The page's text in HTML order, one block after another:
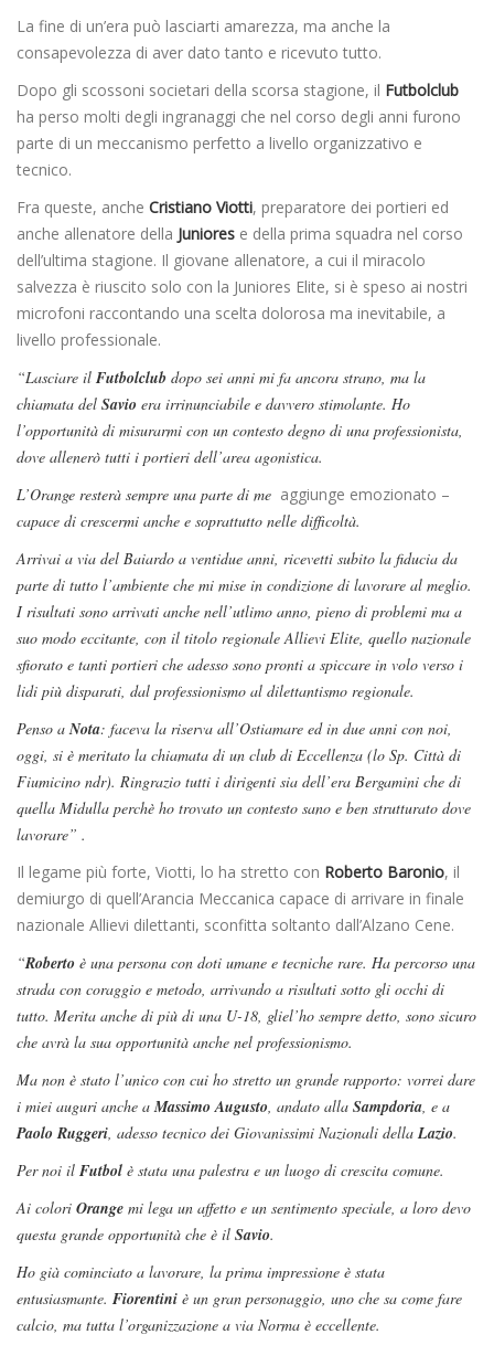
La fine di un’era può lasciarti amarezza, ma anche la
consapevolezza di aver dato tanto e ricevuto tutto.
Dopo gli scossoni societari della scorsa stagione, il Futbolclub
ha perso molti degli ingranaggi che nel corso degli anni furono
parte di un meccanismo perfetto a livello organizzativo e
tecnico.
Fra queste, anche Cristiano Viotti, preparatore dei portieri ed
anche allenatore della Juniores e della prima squadra nel corso
dell’ultima stagione. Il giovane allenatore, a cui il miracolo
salvezza è riuscito solo con la Juniores Elite, si è speso ai nostri
microfoni raccontando una scelta dolorosa ma inevitabile, a
livello professionale.
“Lasciare il Futbolclub dopo sei anni mi fa ancora strano, ma la
chiamata del Savio era irrinunciabile e davvero stimolante. Ho
l’opportunità di misurarmi con un contesto degno di una professionista,
dove allenerò tutti i portieri dell’area agonistica.
L’Orange resterà sempre una parte di me aggiunge emozionato –
capace di crescermi anche e soprattutto nelle difficoltà.
Arrivai a via del Baiardo a ventidue anni, ricevetti subito la fiducia da
parte di tutto l’ambiente che mi mise in condizione di lavorare al meglio.
I risultati sono arrivati anche nell’utlimo anno, pieno di problemi ma a
suo modo eccitante, con il titolo regionale Allievi Elite, quello nazionale
sfiorato e tanti portieri che adesso sono pronti a spiccare in volo verso i
lidi più disparati, dal professionismo al dilettantismo regionale.
Penso a Nota: faceva la riserva all’Ostiamare ed in due anni con noi,
oggi, si è meritato la chiamata di un club di Eccellenza (lo Sp. Città di
Fiumicino ndr). Ringrazio tutti i dirigenti sia dell’era Bergamini che di
quella Midulla perchè ho trovato un contesto sano e ben strutturato dove
lavorare” .
Il legame più forte, Viotti, lo ha stretto con Roberto Baronio, il
demiurgo di quell’Arancia Meccanica capace di arrivare in finale
nazionale Allievi dilettanti, sconfitta soltanto dall’Alzano Cene.
“Roberto è una persona con doti umane e tecniche rare. Ha percorso una
strada con coraggio e metodo, arrivando a risultati sotto gli occhi di
tutto. Merita anche di più di una U-18, gliel’ho sempre detto, sono sicuro
che avrà la sua opportunità anche nel professionismo.
Ma non è stato l’unico con cui ho stretto un grande rapporto: vorrei dare
i miei auguri anche a Massimo Augusto , andato alla Sampdoria , e a
Paolo Ruggeri , adesso tecnico dei Giovanissimi Nazionali della Lazio.
Per noi il Futbol è stata una palestra e un luogo di crescita comune.
Ai colori Orange mi lega un affetto e un sentimento speciale, a loro devo
questa grande opportunità che è il Savio.
Ho già cominciato a lavorare, la prima impressione è stata
entusiasmante. Fiorentini è un gran personaggio, uno che sa come fare
calcio, ma tutta l’organizzazione a via Norma è eccellente.